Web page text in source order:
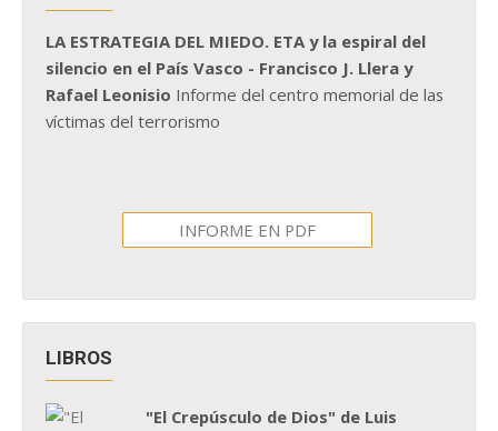
LA ESTRATEGIA DEL MIEDO. ETA y la espiral del
silencio en el País Vasco - Francisco J. Llera y
Rafael Leonisio Informe del centro memorial de las
víctimas del terrorismo
INFORME EN PDF
LIBROS
"El Crepúsculo de Dios" de Luis